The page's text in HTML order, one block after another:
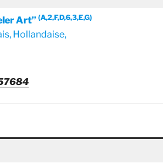
Art” (A,2,F,D,6,3,E,G)
Hollandaise,